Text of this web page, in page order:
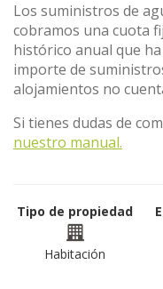
Los suministros de
cobramos una cuota
histórico anual que
importe de
alojamientos no
Si tienes dudas de
nuestro manual.
Tipo de propiedad
Habitación